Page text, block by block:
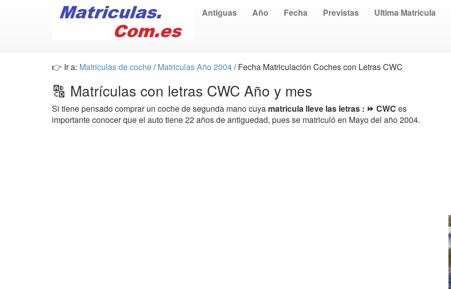
Antiguas Año Fecha Previstas Ultima Matricula
👉 Ir a: Matriculas de coche/Matriculas Año 2004/ Fecha Matriculación Coches con Letras CWC
🔠 Matrículas con letras CWC Año y mes
Si tiene pensado comprar un coche de segunda mano cuya matricula lleve las letras : ⏩ CWC es
importante conocer que el auto tiene 22 años de antiguedad, pues se matriculó en Mayo del año 2004.